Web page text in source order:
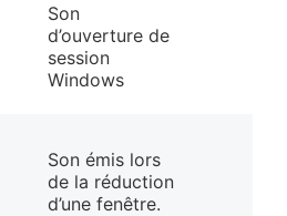
Son
d’ouverture de
session
Windows
Son émis lors
de la réduction
d’une fenêtre.